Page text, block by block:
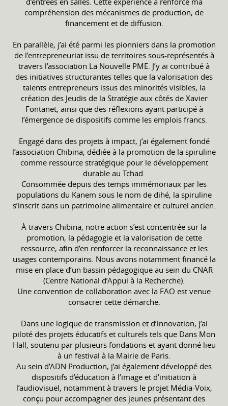
compréhension des mécanismes de production, de
financement et de diffusion.
En parallèle, j’ai été parmi les pionniers dans la promotion
de l’entrepreneuriat issu de territoires sous-représentés à
travers l’association La Nouvelle PME. J’y ai contribué à
des initiatives structurantes telles que la valorisation des
talents entrepreneurs issus des minorités visibles, la
création des Jeudis de la Stratégie aux côtés de Xavier
Fontanet, ainsi que des réflexions ayant participé à
l’émergence de dispositifs comme les emplois francs.
Engagé dans des projets à impact, j’ai également fondé
l’association Chibina, dédiée à la promotion de la spiruline
comme ressource stratégique pour le développement
durable au Tchad.
Consommée depuis des temps immémoriaux par les
populations du Kanem sous le nom de dihé, la spiruline
s’inscrit dans un patrimoine alimentaire et culturel ancien.
À travers Chibina, notre action s’est concentrée sur la
promotion, la pédagogie et la valorisation de cette
ressource, afin d’en renforcer la reconnaissance et les
usages contemporains. Nous avons notamment financé la
mise en place d’un bassin pédagogique au sein du CNAR
(Centre National d’Appui à la Recherche).
Une convention de collaboration avec la FAO est venue
consacrer cette démarche.
Dans une logique de transmission et d’innovation, j’ai
piloté des projets éducatifs et culturels tels que Dans Mon
Hall, soutenu par plusieurs fondations et ayant donné lieu
à un festival à la Mairie de Paris.
Au sein d’ADN Production, j’ai également développé des
dispositifs d’éducation à l’image et d’initiation à
l’audiovisuel, notamment à travers le projet Média-Voix,
conçu pour accompagner des jeunes présentant des